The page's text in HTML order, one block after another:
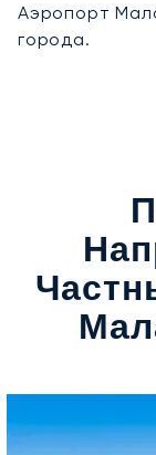
Аэропорт
города.